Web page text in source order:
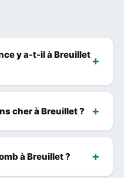
y a-t-il à Breuillet
cher à Breuillet ?
à Breuillet ?